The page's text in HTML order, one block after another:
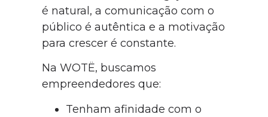
é natural, a comunicação com o
público é autêntica e a motivação
para crescer é constante.
Na WOTË, buscamos
empreendedores que:
Tenham afinidade com o